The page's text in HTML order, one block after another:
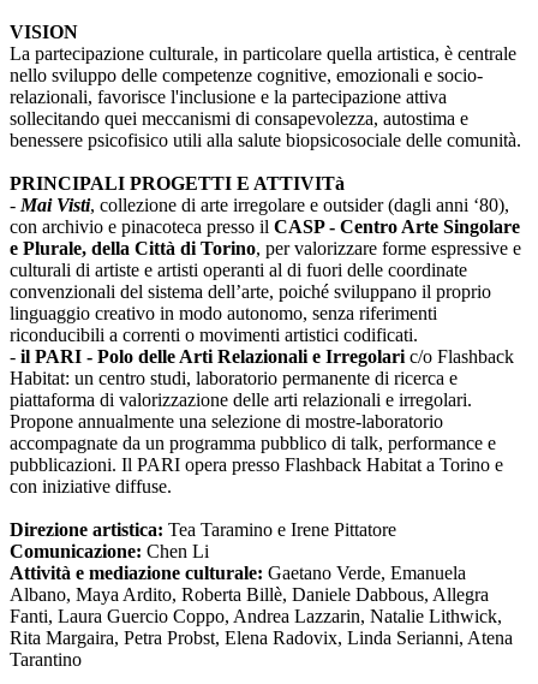
VISION
La partecipazione culturale, in particolare quella artistica, è centrale
nello sviluppo delle competenze cognitive, emozionali e socio-
relazionali, favorisce l'inclusione e la partecipazione attiva
sollecitando quei meccanismi di consapevolezza, autostima e
benessere psicofisico utili alla salute biopsicosociale delle comunità.
PRINCIPALI PROGETTI E ATTIVITà
- Mai Visti, collezione di arte irregolare e outsider (dagli anni ‘80),
con archivio e pinacoteca presso il CASP - Centro Arte Singolare
e Plurale, della Città di Torino, per valorizzare forme espressive e
culturali di artiste e artisti operanti al di fuori delle coordinate
convenzionali del sistema dell’arte, poiché sviluppano il proprio
linguaggio creativo in modo autonomo, senza riferimenti
riconducibili a correnti o movimenti artistici codificati.
- il PARI - Polo delle Arti Relazionali e Irregolari c/o Flashback
Habitat: un centro studi, laboratorio permanente di ricerca e
piattaforma di valorizzazione delle arti relazionali e irregolari.
Propone annualmente una selezione di mostre-laboratorio
accompagnate da un programma pubblico di talk, performance e
pubblicazioni. Il PARI opera presso Flashback Habitat a Torino e
con iniziative diffuse.
Direzione artistica: Tea Taramino e Irene Pittatore
Comunicazione: Chen Li
Attività e mediazione culturale: Gaetano Verde, Emanuela
Albano, Maya Ardito, Roberta Billè, Daniele Dabbous, Allegra
Fanti, Laura Guercio Coppo, Andrea Lazzarin, Natalie Lithwick,
Rita Margaira, Petra Probst, Elena Radovix, Linda Serianni, Atena
Tarantino